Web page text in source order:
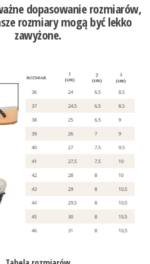
dopasowanie rozmiarów,
rozmiary mogą być lekko
zawyżone.